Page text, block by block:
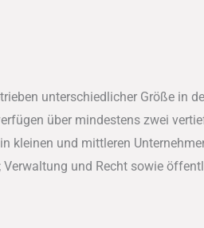
unterschiedlicher Größe in
über mindestens zwei
und mittleren
und Recht sowie